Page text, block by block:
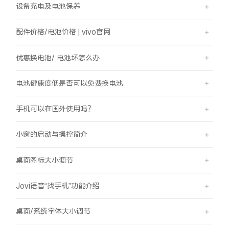
设备充电及电池保养
配件价格/电池价格 | vivo官网
优惠换电池/ 电池坏怎么办
电池健康度低是否可以免费换电池
手机可以在国外使用吗？
小窗的启动与操控简介
桌面图标大小调节
Jovi语音“找手机”功能介绍
桌面/系统字体大小调节